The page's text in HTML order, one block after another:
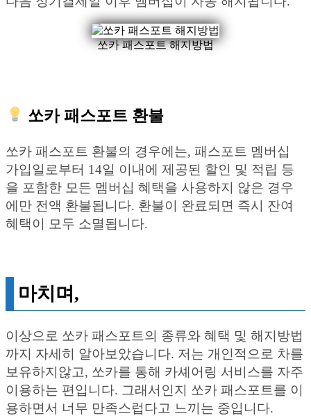
쏘카 패스포트 해지방법
쏘카 패스포트 환불
쏘카 패스포트 환불의 경우에는, 패스포트 멤버십
가입일로부터 14일 이내에 제공된 할인 및 적립 등
을 포함한 모든 멤버십 혜택을 사용하지 않은 경우
에만 전액 환불됩니다. 환불이 완료되면 즉시 잔여
혜택이 모두 소멸됩니다.
마치며,
이상으로 쏘카 패스포트의 종류와 혜택 및 해지방법
까지 자세히 알아보았습니다. 저는 개인적으로 차를
보유하지않고, 쏘카를 통해 카셰어링 서비스를 자주
이용하는 편입니다. 그래서인지 쏘카 패스포트를 이
용하면서 너무 만족스럽다고 느끼는 중입니다.